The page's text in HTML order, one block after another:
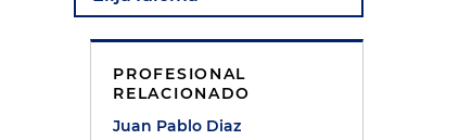
PROFESIONAL
RELACIONADO
Juan Pablo Diaz